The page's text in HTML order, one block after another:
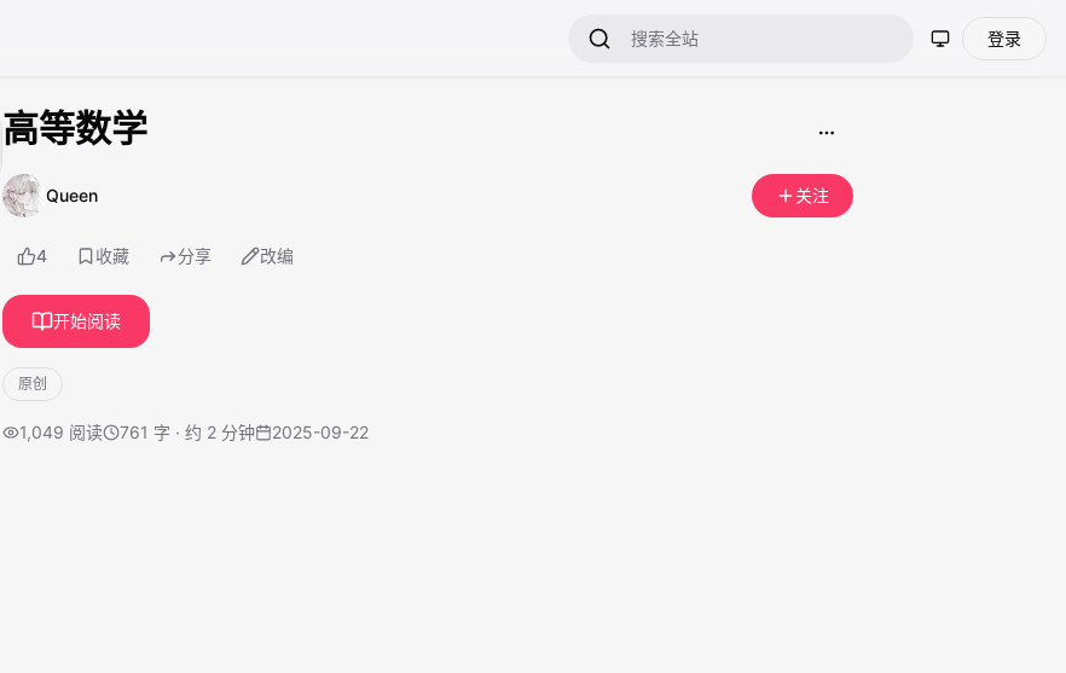
登录
高等数学
Queen 关注
4 收藏 分享 改编
开始阅读
原创
1,049 阅读 761 字 · 约 2 分钟 2025-09-22